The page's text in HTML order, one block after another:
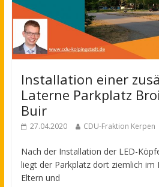
Installation einer
Laterne Parkplatz
Buir
27.04.2020 CDU-Fraktion Kerpen
Nach der Installation der LED-
liegt der Parkplatz dort ziemlich im
Eltern und